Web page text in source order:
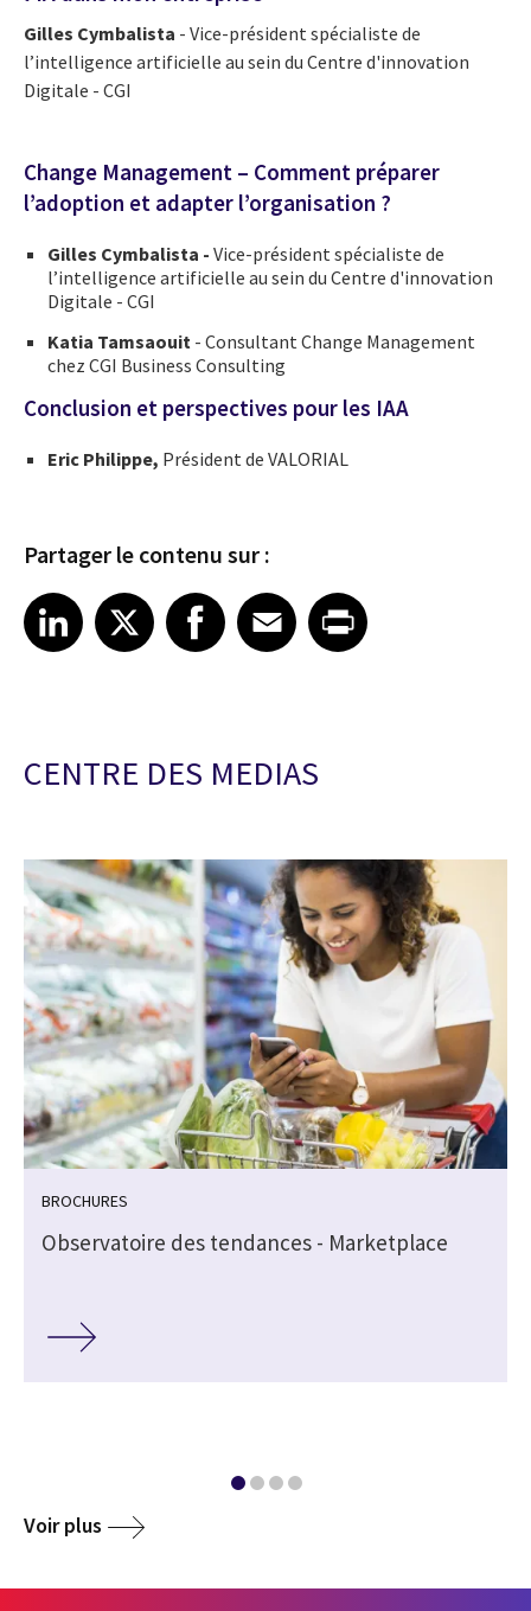
Gilles Cymbalista - Vice-président spécialiste de
l’intelligence artificielle au sein du Centre d'innovation
Digitale - CGI
Change Management – Comment préparer
l’adoption et adapter l’organisation ?
Gilles Cymbalista - Vice-président spécialiste de
l’intelligence artificielle au sein du Centre d'innovation
Digitale - CGI
Katia Tamsaouit - Consultant Change Management
chez CGI Business Consulting
Conclusion et perspectives pour les IAA
Eric Philippe, Président de VALORIAL
Partager le contenu sur :
Share article on LinkedIn
LinkedIn
Share article on XShare article on Facebook
Facebook
Share article on Email
EmailShare article on Print
CENTRE DES MEDIAS
BROCHURES
Observatoire des tendances - Marketplace
Voir plus